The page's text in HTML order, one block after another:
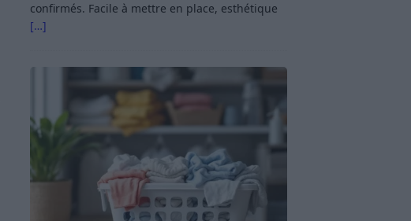
confirmés. Facile à mettre en place, esthétique
[…]